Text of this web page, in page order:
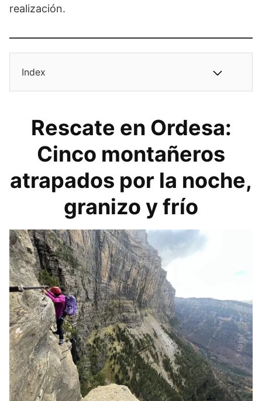
realización.
Index
Rescate en Ordesa:
Cinco montañeros
atrapados por la noche,
granizo y frío